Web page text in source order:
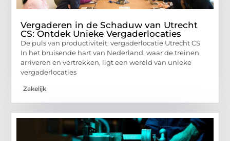
Vergaderen in de Schaduw van Utrecht
CS: Ontdek Unieke Vergaderlocaties
De puls van productiviteit: vergaderlocatie Utrecht CS
In het bruisende hart van Nederland, waar de treinen
arriveren en vertrekken, ligt een wereld van unieke
vergaderlocaties
Zakelijk